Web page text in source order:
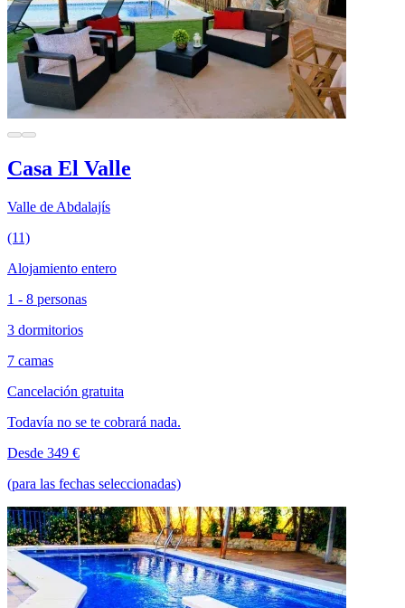
Casa El Valle
Valle de Abdalajís
(11)
Alojamiento entero
1 - 8 personas
3 dormitorios
7 camas
Cancelación gratuita
Todavía no se te cobrará nada.
Desde 349 €
(para las fechas seleccionadas)